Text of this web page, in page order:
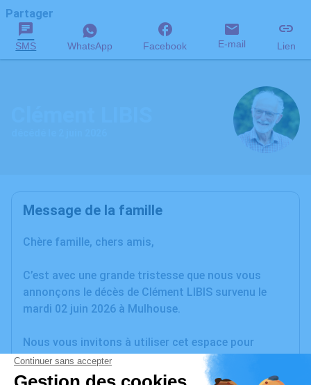
Partager
SMS WhatsApp Facebook E-mail Lien
Message de la famille
Chère famille, chers amis,
C’est avec une grande tristesse que nous vous
annonçons le décès de Clément LIBIS survenu le
mardi 02 juin 2026 à Mulhouse.
Nous vous invitons à utiliser cet espace pour
laisser vos condoléances, partager des photos
souvenirs, une anecdote ou exprimer vos pensées à